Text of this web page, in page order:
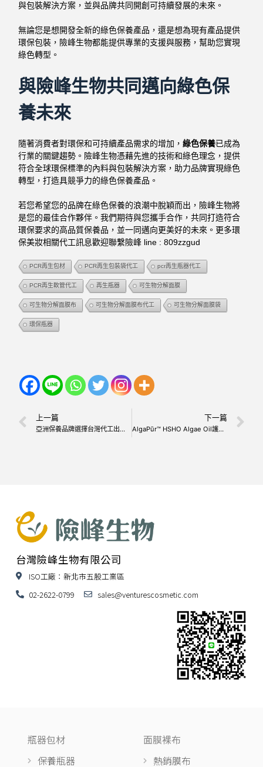
與包裝解決方案，並與品牌共同開創可持續發展的未來。
無論您是想開發全新的綠色保養產品，還是想為現有產品提供
環保包裝，險峰生物都能提供專業的支援與服務，幫助您實現
綠色轉型。
與險峰生物共同邁向綠色保
養未來
隨著消費者對環保和可持續產品需求的增加，綠色保養已成為
行業的關鍵趨勢。險峰生物憑藉先進的技術和綠色理念，提供
符合全球環保標準的內料與包裝解決方案，助力品牌實現綠色
轉型，打造具競爭力的綠色保養產品。
若您希望您的品牌在綠色保養的浪潮中脫穎而出，險峰生物將
是您的最佳合作夥伴。我們期待與您攜手合作，共同打造符合
環保要求的高品質保養品，並一同邁向更美好的未來。更多環
保美妝相關代工訊息歡迎聯繫險峰 line : 809zzgud
PCR再生包材 PCR再生包裝袋代工 pcr再生瓶器代工
PCR再生軟管代工 再生瓶器 可生物分解面膜
可生物分解面膜布 可生物分解面膜布代工 可生物分解面膜袋
環保瓶器
上一篇
亞洲保養品牌選擇台灣代工出口美國之關稅與價格優勢
下一篇
AlgaPūr™ HSHO Algae Oil護髮油
台灣險峰生物有限公司
ISO工廠：新北市五股工業區
02-2622-0799
sales@venturescosmetic.com
瓶器包材
保養瓶器
面膜裸布
熱銷膜布